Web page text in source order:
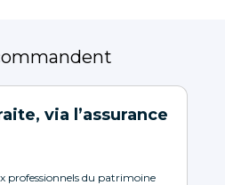
via l’assurance
professionnels du patrimoine